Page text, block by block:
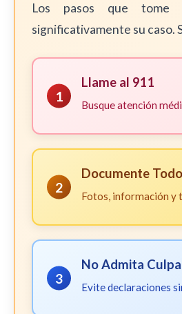
Los pasos que tome
significativamente su caso.
1
Llame al 911
Busque atención
2
Documente Todo
Fotos, información y
3
No Admita Culpa
Evite declaraciones